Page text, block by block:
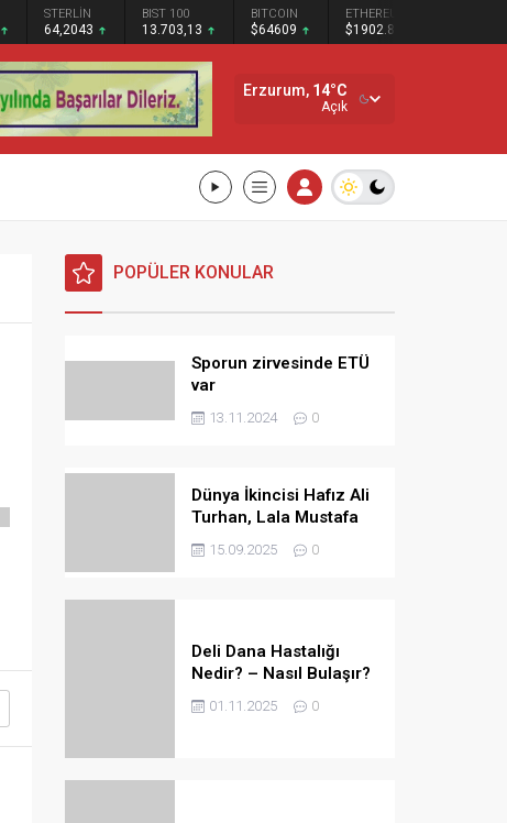
STERLİN
64,2043
BIST 100
13.703,13
BITCOIN
$64609
ETHEREUM
$1902.83
Erzurum, 14°C
Açık
POPÜLER KONULAR
Sporun zirvesinde ETÜ
var
13.11.2024 0
Dünya İkincisi Hafız Ali
Turhan, Lala Mustafa
Paşa Camii’ne Atandı
15.09.2025 0
Deli Dana Hastalığı
Nedir? – Nasıl Bulaşır?
– Belirtileri Nelerdir? –
Tedavi Yöntemleri
01.11.2025 0